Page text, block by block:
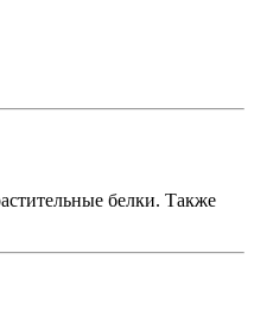
белки. Также